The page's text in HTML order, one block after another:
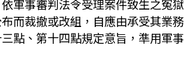
軍事審判法令受理案件致生之冤
而裁撤或改組，自應由承受其業
點、第十四點規定意旨，準用軍